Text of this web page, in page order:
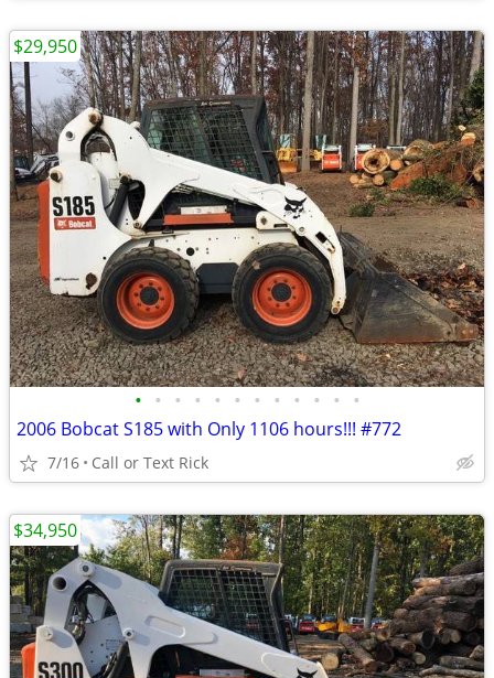
• • • • • • • • • • • •
2006 Bobcat S185 with Only 1106 hours!!! #772
7/16 Call or Text Rick
$29,950
$34,950